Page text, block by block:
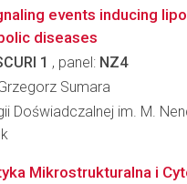
events inducing
diseases
1 , panel: NZ4
Sumara
Doświadczalnej im. M.
Mikrostrukturalna i